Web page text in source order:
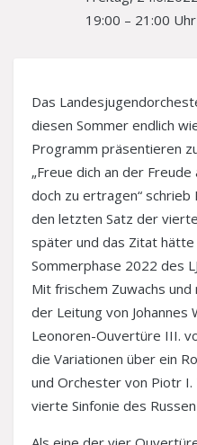
Träger
Kontakt19:00 – 21:00 Uhr
Das
diesen Sommer endlich
Programm präsentieren
„Freue dich an der
doch zu ertragen“
den letzten Satz der
später und das Zitat
Sommerphase 2022 des
Mit frischem Zuwachs
der Leitung von Johannes
Leonoren-Ouvertüre III.
die Variationen über ein
und Orchester von Piotr I.
vierte Sinfonie des